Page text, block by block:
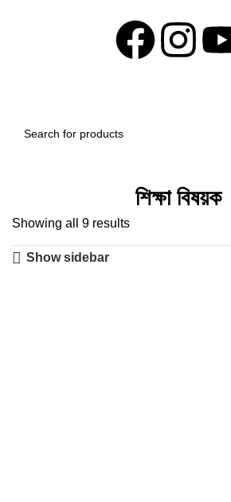
শিক্ষা বিষয়ক
Showing all 9 results
Show sidebar